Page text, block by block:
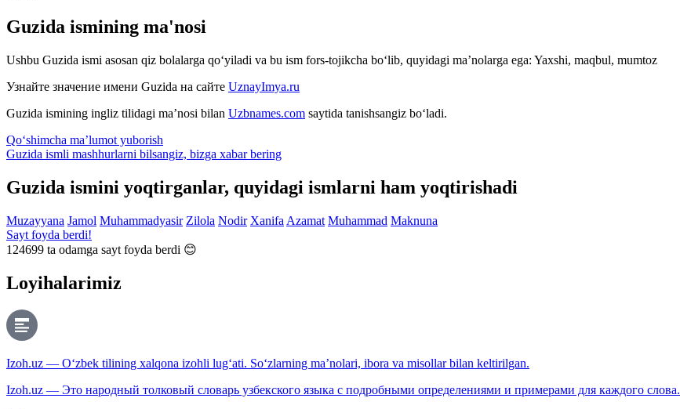
Guzida ismining ma'nosi
Ushbu Guzida ismi asosan qiz bolalarga qo‘yiladi va bu ism fors-tojikcha bo‘lib, quyidagi ma’nolarga ega: Yaxshi, maqbul, mumtoz
Узнайте значение имени Guzida на сайте UznayImya.ru
Guzida ismining ingliz tilidagi ma’nosi bilan Uzbnames.com saytida tanishsangiz bo‘ladi.
Qo‘shimcha ma’lumot yuborish
Guzida ismli mashhurlarni bilsangiz, bizga xabar bering
Guzida ismini yoqtirganlar, quyidagi ismlarni ham yoqtirishadi
Muzayyana Jamol Muhammadyasir Zilola Nodir Xanifa Azamat Muhammad Maknuna
Sayt foyda berdi!
124699 ta odamga sayt foyda berdi 😊
Loyihalarimiz
Izoh.uz — O‘zbek tilining xalqona izohli lug‘ati. So‘zlarning ma’nolari, ibora va misollar bilan keltirilgan.
Izoh.uz — Это народный толковый словарь узбекского языка с подробными определениями и примерами для каждого слова.